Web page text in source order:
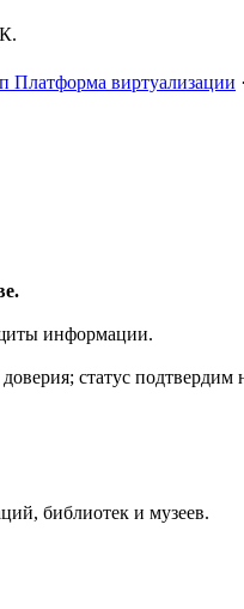
Платформа виртуализации ·
информации.
статус подтвердим на
библиотек и музеев.